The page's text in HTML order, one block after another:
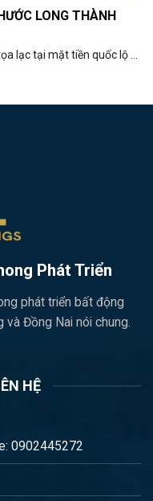
LONG THÀNH
lạc tại mặt tiền quốc lộ ...
Phát Triển
phát triển bất động
và Đồng Nai nói chung.
HỆ
0902445272